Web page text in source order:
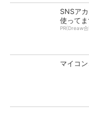
SNSア
使ってま
PR(Dreaw
マイコ